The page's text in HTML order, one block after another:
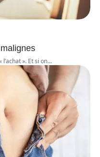
». Et si on…